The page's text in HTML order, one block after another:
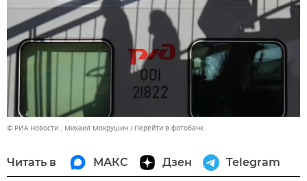
© РИА Новости . Михаил Мокрушин Перейти в фотобанк
Читать в МАКС Дзен Telegram